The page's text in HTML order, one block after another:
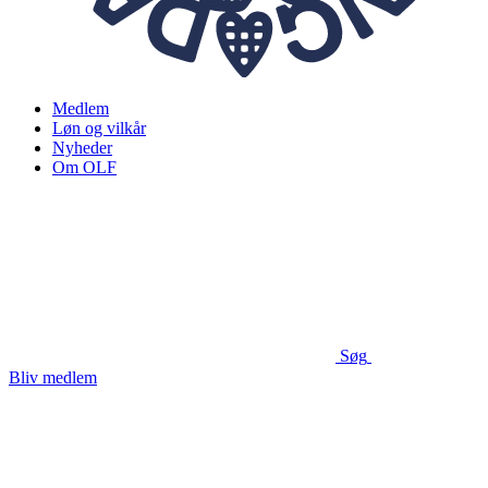
Medlem
Løn og vilkår
Nyheder
Om OLF
Søg
Bliv medlem